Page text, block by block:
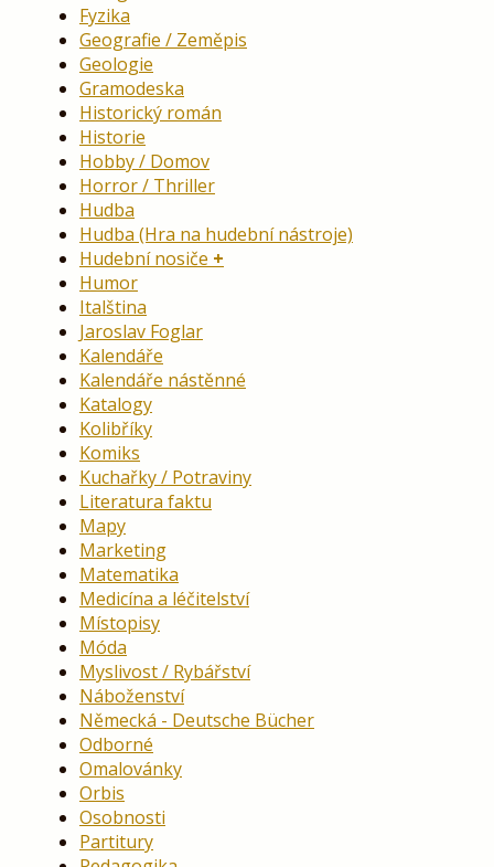
Fyzika
Geografie / Zeměpis
Geologie
Gramodeska
Historický román
Historie
Hobby / Domov
Horror / Thriller
Hudba
Hudba (Hra na hudební nástroje)
Hudební nosiče
Humor
Italština
Jaroslav Foglar
Kalendáře
Kalendáře nástěnné
Katalogy
Kolibříky
Komiks
Kuchařky / Potraviny
Literatura faktu
Mapy
Marketing
Matematika
Medicína a léčitelství
Místopisy
Móda
Myslivost / Rybářství
Náboženství
Německá - Deutsche Bücher
Odborné
Omalovánky
Orbis
Osobnosti
Partitury